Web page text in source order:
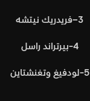
3–فريدريك نيتشه
4-بيرتراند راسل
5-لودفيغ وتغنشتاين